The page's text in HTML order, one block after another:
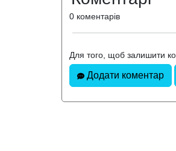
0 коментарів
Для того, щоб залишити
Додати коментар